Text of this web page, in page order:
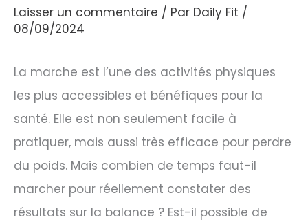
Laisser un commentaire / Par Daily Fit /
08/09/2024
La marche est l’une des activités physiques
les plus accessibles et bénéfiques pour la
santé. Elle est non seulement facile à
pratiquer, mais aussi très efficace pour perdre
du poids. Mais combien de temps faut-il
marcher pour réellement constater des
résultats sur la balance ? Est-il possible de